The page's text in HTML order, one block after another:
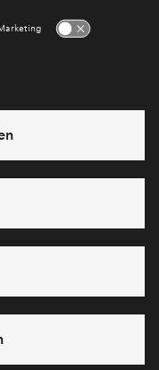
Bel ons op088
(behalve tijdens
13:00 uur